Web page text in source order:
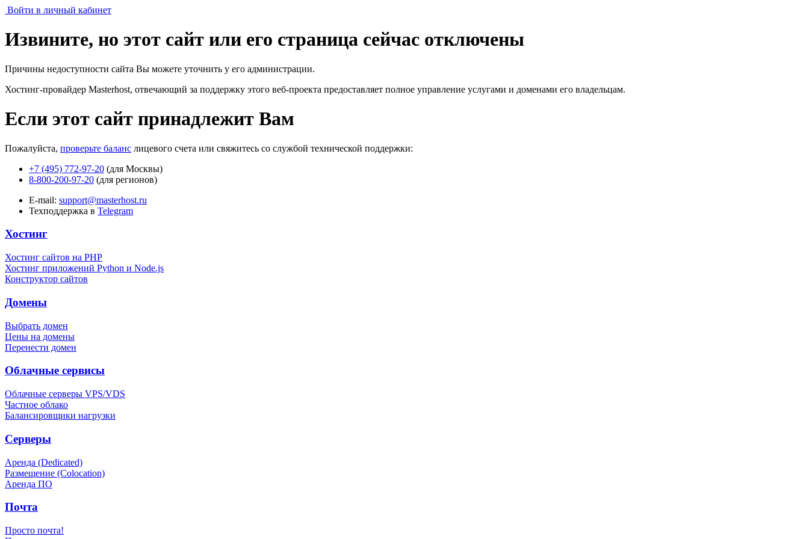
Войти в личный кабинет
Извините, но этот сайт или его страница сейчас отключены
Причины недоступности сайта Вы можете уточнить у его администрации.
Хостинг-провайдер Masterhost, отвечающий за поддержку этого веб-проекта предоставляет полное управление услугами и доменами его владельцам.
Если этот сайт принадлежит Вам
Пожалуйста, проверьте баланс лицевого счета или свяжитесь со службой технической поддержки:
+7 (495) 772-97-20 (для Москвы)
8-800-200-97-20 (для регионов)
E-mail: support@masterhost.ru
Техподдержка в Telegram
Хостинг
Хостинг сайтов на PHP
Хостинг приложений Python и Node.js
Конструктор сайтов
Домены
Выбрать домен
Цены на домены
Перенести домен
Облачные сервисы
Облачные серверы VPS/VDS
Частное облако
Балансировщики нагрузки
Серверы
Аренда (Dedicated)
Размещение (Colocation)
Аренда ПО
Почта
Просто почта!